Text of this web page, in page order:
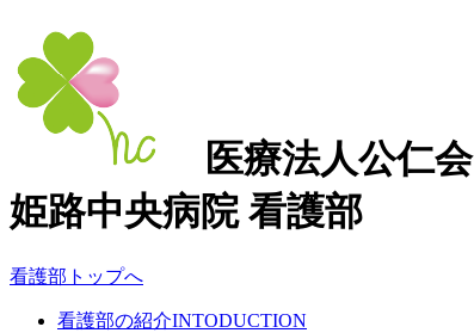
医療法人公仁会
姫路中央病院 看護部
看護部トップへ
看護部の紹介INTODUCTION